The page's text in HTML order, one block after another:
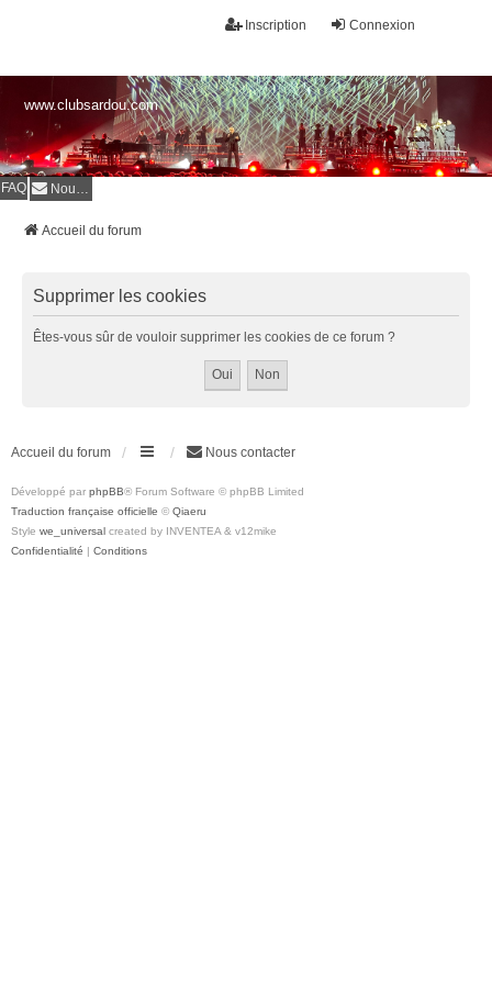
Connexion
Inscription
www.clubsardou.com
FAQ Nous contacter
Accueil du forum
Supprimer les cookies
Êtes-vous sûr de vouloir supprimer les cookies de ce forum ?
Accueil du forum Nous contacter
Développé par phpBB® Forum Software © phpBB Limited
Traduction française officielle © Qiaeru
Style we_universal created by INVENTEA & v12mike
Confidentialité | Conditions